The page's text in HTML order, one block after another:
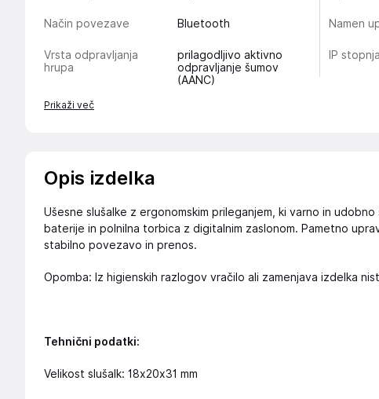
Način povezave Bluetooth Namen
Vrsta odpravljanja
hrupa
prilagodljivo aktivno
odpravljanje šumov
(AANC)
IP
Prikaži več
Opis izdelka
Ušesne slušalke z ergonomskim prileganjem, ki varno in
baterije in polnilna torbica z digitalnim zaslonom. Pametno
stabilno povezavo in prenos.
Opomba: Iz higienskih razlogov vračilo ali zamenjava izdelka
Tehnični podatki:
Velikost slušalk: 18x20x31 mm